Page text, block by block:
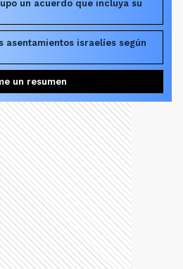
un acuerdo que incluya su
asentamientos israelíes según
un resumen